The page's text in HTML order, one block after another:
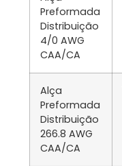
Preformada
Distribuição
4/0 AWG
CAA/CA
Alça
Preformada
Distribuição
266.8 AWG
CAA/CA